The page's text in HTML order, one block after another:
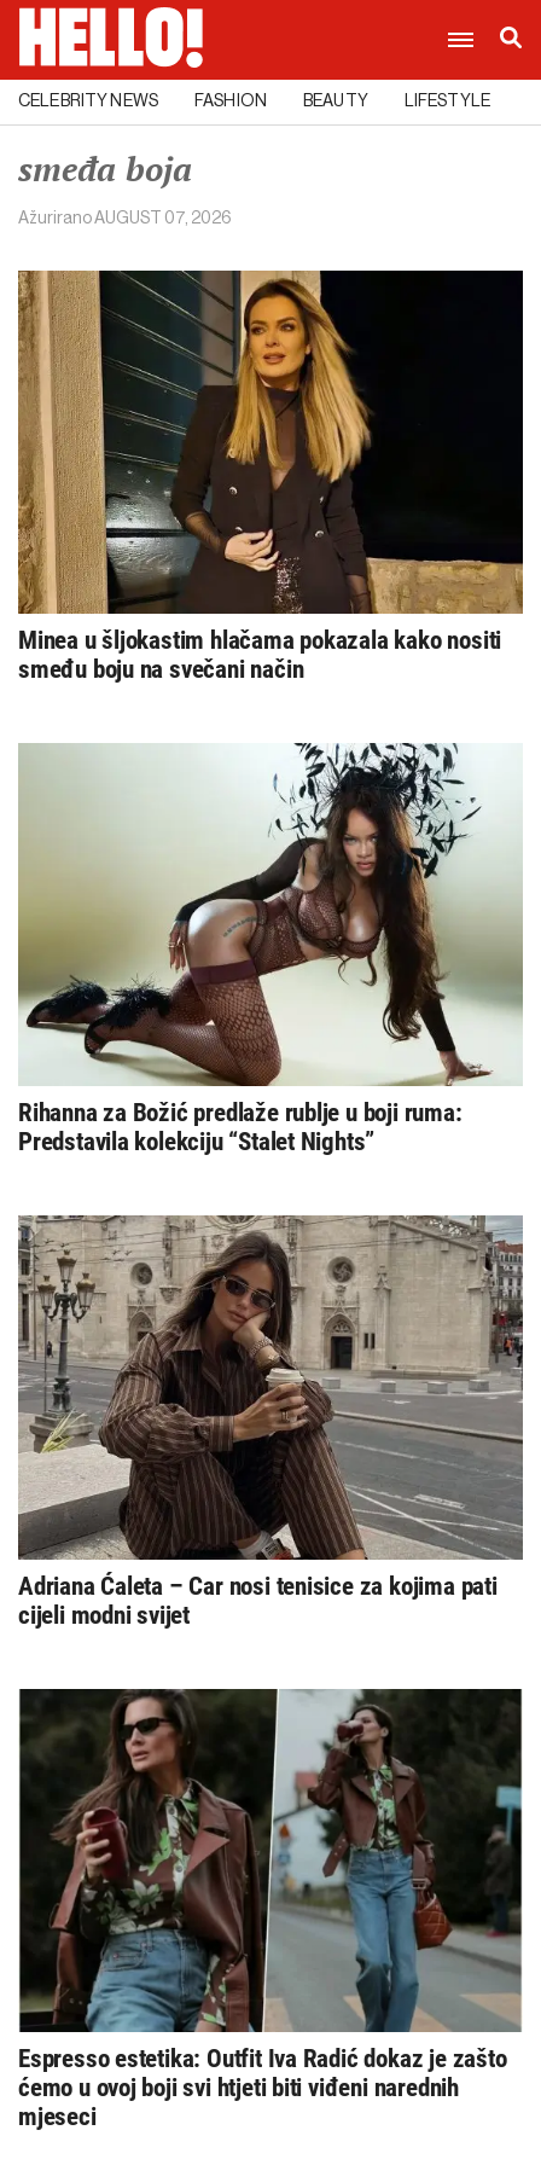
CELEBRITY NEWS FASHION BEAUTY LIFESTYLE
smeđa boja
AžuriranoAUGUST 07, 2026
Minea u šljokastim hlačama pokazala kako nositi
smeđu boju na svečani način
Rihanna za Božić predlaže rublje u boji ruma:
Predstavila kolekciju “Stalet Nights”
Adriana Ćaleta – Car nosi tenisice za kojima pati
cijeli modni svijet
Espresso estetika: Outfit Iva Radić dokaz je zašto
ćemo u ovoj boji svi htjeti biti viđeni narednih
mjeseci